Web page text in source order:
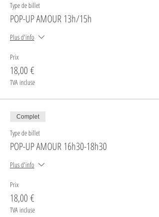
Type de billet
POP-UP AMOUR 13h/15h
Plus d'info
Prix
18,00 €
TVA incluse
Complet
Type de billet
POP-UP AMOUR 16h30-18h30
Plus d'info
Prix
18,00 €
TVA incluse